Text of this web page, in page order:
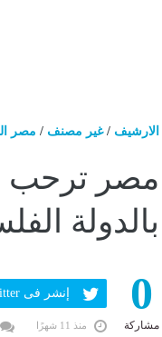
الارشيف /غير مصنف / مصر
مصر ترحب
بالدولة
0
مشاركة
إنشر فى Twitter
منذ 11 شهرًا